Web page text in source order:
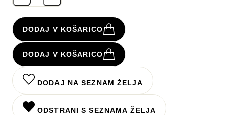
DODAJ V KOŠARICO
DODAJ V KOŠARICO
DODAJ NA SEZNAM ŽELJA
ODSTRANI S SEZNAMA ŽELJA